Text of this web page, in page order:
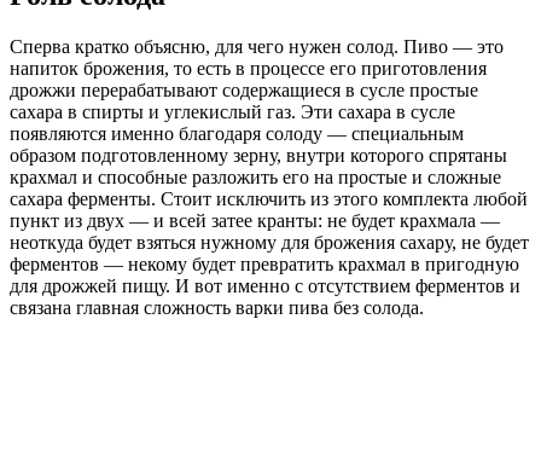
Сперва кратко объясню, для чего нужен солод. Пиво — это
напиток брожения, то есть в процессе его приготовления
дрожжи перерабатывают содержащиеся в сусле простые
сахара в спирты и углекислый газ. Эти сахара в сусле
появляются именно благодаря солоду — специальным
образом подготовленному зерну, внутри которого спрятаны
крахмал и способные разложить его на простые и сложные
сахара ферменты. Стоит исключить из этого комплекта любой
пункт из двух — и всей затее кранты: не будет крахмала —
неоткуда будет взяться нужному для брожения сахару, не будет
ферментов — некому будет превратить крахмал в пригодную
для дрожжей пищу. И вот именно с отсутствием ферментов и
связана главная сложность варки пива без солода.